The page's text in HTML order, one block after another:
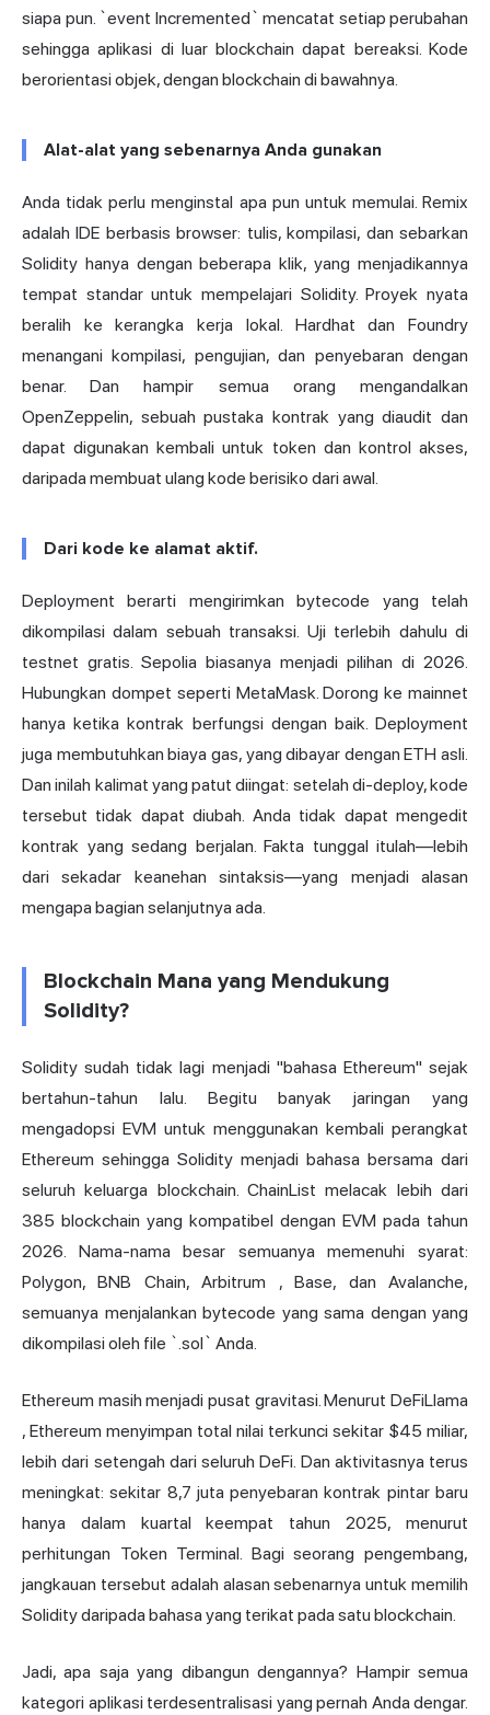
siapa pun. `event Incremented` mencatat setiap perubahan
sehingga aplikasi di luar blockchain dapat bereaksi. Kode
berorientasi objek, dengan blockchain di bawahnya.
Alat-alat yang sebenarnya Anda gunakan
Anda tidak perlu menginstal apa pun untuk memulai. Remix
adalah IDE berbasis browser: tulis, kompilasi, dan sebarkan
Solidity hanya dengan beberapa klik, yang menjadikannya
tempat standar untuk mempelajari Solidity. Proyek nyata
beralih ke kerangka kerja lokal. Hardhat dan Foundry
menangani kompilasi, pengujian, dan penyebaran dengan
benar. Dan hampir semua orang mengandalkan
OpenZeppelin, sebuah pustaka kontrak yang diaudit dan
dapat digunakan kembali untuk token dan kontrol akses,
daripada membuat ulang kode berisiko dari awal.
Dari kode ke alamat aktif.
Deployment berarti mengirimkan bytecode yang telah
dikompilasi dalam sebuah transaksi. Uji terlebih dahulu di
testnet gratis. Sepolia biasanya menjadi pilihan di 2026.
Hubungkan dompet seperti MetaMask. Dorong ke mainnet
hanya ketika kontrak berfungsi dengan baik. Deployment
juga membutuhkan biaya gas, yang dibayar dengan ETH asli.
Dan inilah kalimat yang patut diingat: setelah di-deploy, kode
tersebut tidak dapat diubah. Anda tidak dapat mengedit
kontrak yang sedang berjalan. Fakta tunggal itulah—lebih
dari sekadar keanehan sintaksis—yang menjadi alasan
mengapa bagian selanjutnya ada.
Blockchain Mana yang Mendukung
Solidity?
Solidity sudah tidak lagi menjadi "bahasa Ethereum" sejak
bertahun-tahun lalu. Begitu banyak jaringan yang
mengadopsi EVM untuk menggunakan kembali perangkat
Ethereum sehingga Solidity menjadi bahasa bersama dari
seluruh keluarga blockchain. ChainList melacak lebih dari
385 blockchain yang kompatibel dengan EVM pada tahun
2026. Nama-nama besar semuanya memenuhi syarat:
Polygon, BNB Chain,Arbitrum , Base, dan Avalanche,
semuanya menjalankan bytecode yang sama dengan yang
dikompilasi oleh file `.sol` Anda.
Ethereum masih menjadi pusat gravitasi. Menurut DeFiLlama
, Ethereum menyimpan total nilai terkunci sekitar $45 miliar,
lebih dari setengah dari seluruh DeFi. Dan aktivitasnya terus
meningkat: sekitar 8,7 juta penyebaran kontrak pintar baru
hanya dalam kuartal keempat tahun 2025, menurut
perhitungan Token Terminal. Bagi seorang pengembang,
jangkauan tersebut adalah alasan sebenarnya untuk memilih
Solidity daripada bahasa yang terikat pada satu blockchain.
Jadi, apa saja yang dibangun dengannya? Hampir semua
kategori aplikasi terdesentralisasi yang pernah Anda dengar.